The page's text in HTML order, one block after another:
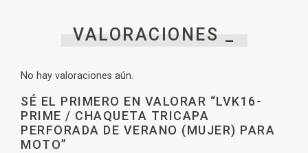
VALORACIONES _
No hay valoraciones aún.
SÉ EL PRIMERO EN VALORAR “LVK16-
PRIME / CHAQUETA TRICAPA
PERFORADA DE VERANO (MUJER) PARA
MOTO”